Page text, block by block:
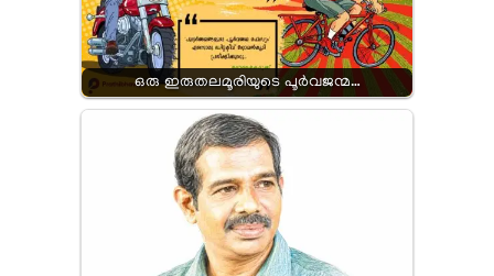
ഒരു ഇരുതലമൂരിയുടെ പൂർവജന്മ…